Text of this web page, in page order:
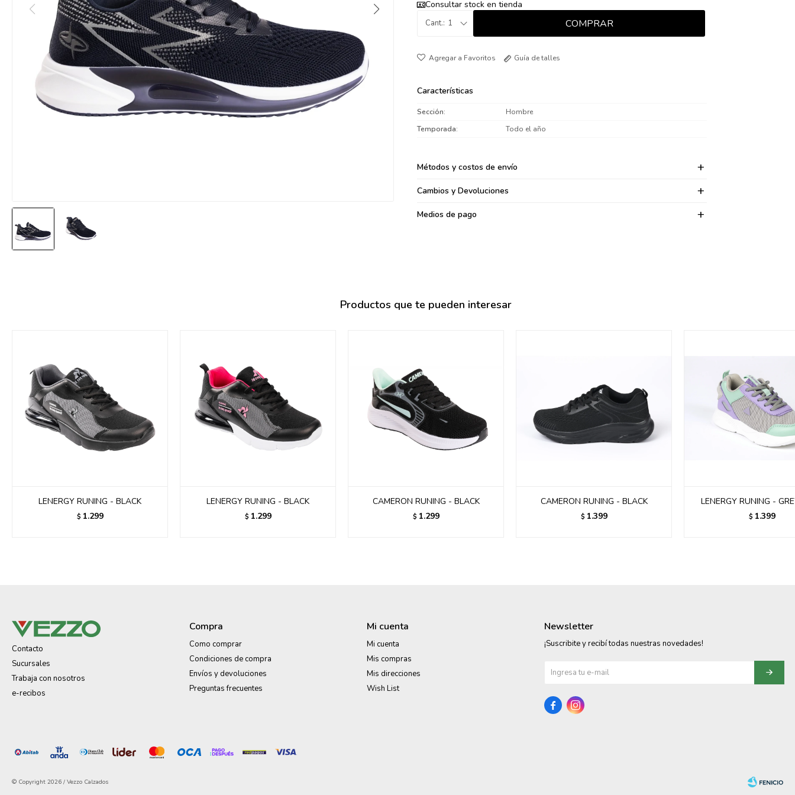
Consultar stock en tienda
1 COMPRAR
Guía de talles
Características
Sección
Hombre
Temporada
Todo el año
Métodos y costos de envío
Cambios y Devoluciones
Medios de pago
Productos que te pueden interesar
LENERGY RUNING - BLACK
$ 1.299
LENERGY RUNING - BLACK
$ 1.299
CAMERON RUNING - BLACK
$ 1.299
CAMERON RUNING - BLACK
$ 1.399
LENERGY RUNING -
$ 1.399
095900371
095900382
094499894
095900369
095101509
095660015
Contacto
Sucursales
Trabaja con nosotros
e-recibos
Compra
Como comprar
Condiciones de compra
Envíos y devoluciones
Preguntas frecuentes
Mi cuenta
Mi cuenta
Mis compras
Mis direcciones
Wish List
Newsletter
¡Suscribite y recibí todas nuestras novedades!
 
© Copyright 2026 / Vezzo Calzados